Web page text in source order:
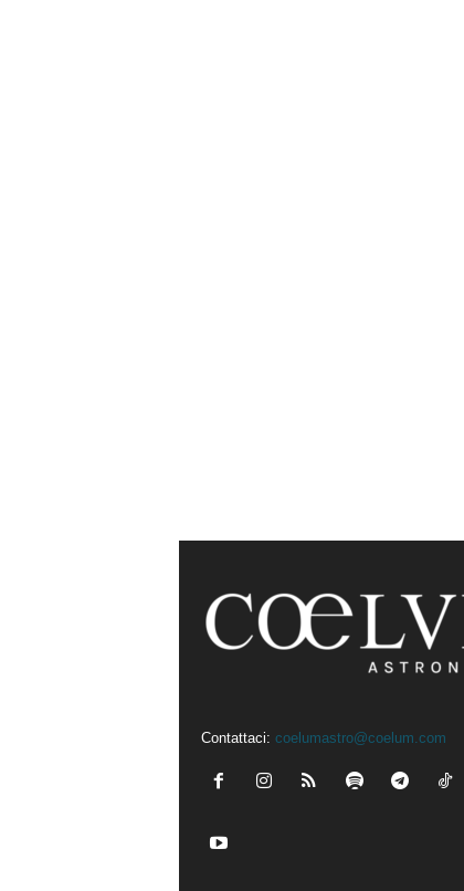
Contattaci: coelumastro@coelum.com